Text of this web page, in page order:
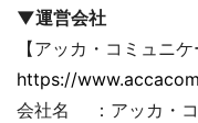
▼運営会社
【アッカ・コミュニ
https://
会社名 ：アッカ・コ